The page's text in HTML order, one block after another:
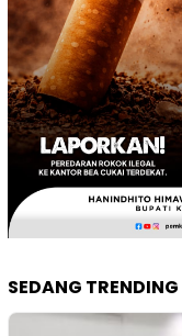
SEDANG TRENDING